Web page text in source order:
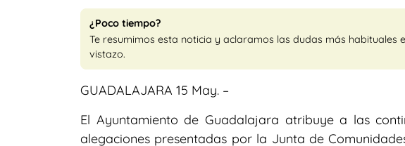
¿Poco tiempo?
Te resumimos esta noticia y aclaramos las dudas más habituales
vistazo.
GUADALAJARA 15 May. –
El Ayuntamiento de Guadalajara atribuye a las
alegaciones presentadas por la Junta de